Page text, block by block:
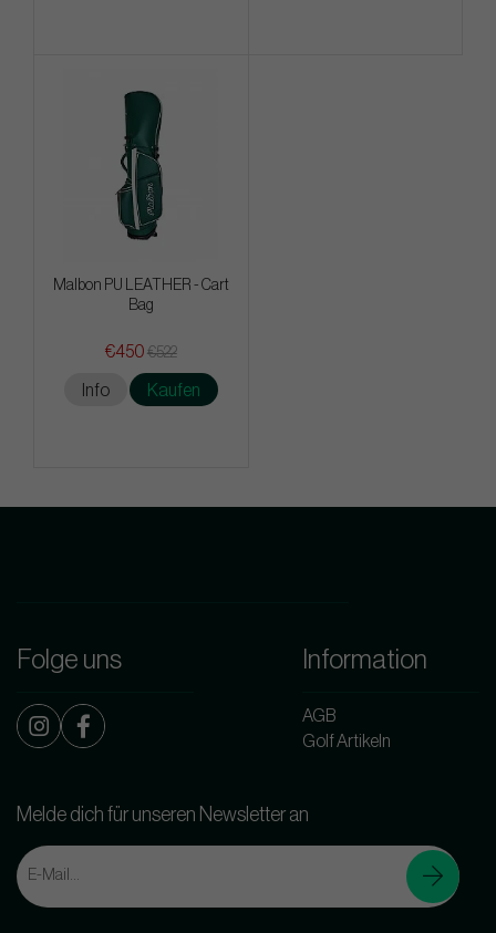
Malbon PU LEATHER - Cart
Bag
€450 €522
Info Kaufen
Folge uns Information
AGB
Golf Artikeln
Melde dich für unseren Newsletter an